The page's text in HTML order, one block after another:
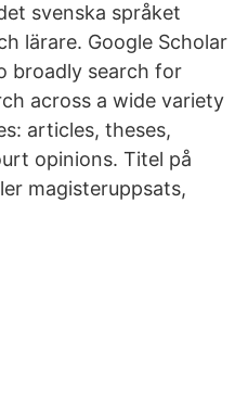
svenska språket
lärare. Google Scholar
broadly search for
across a wide variety
articles, theses,
opinions. Titel på
magisteruppsats,